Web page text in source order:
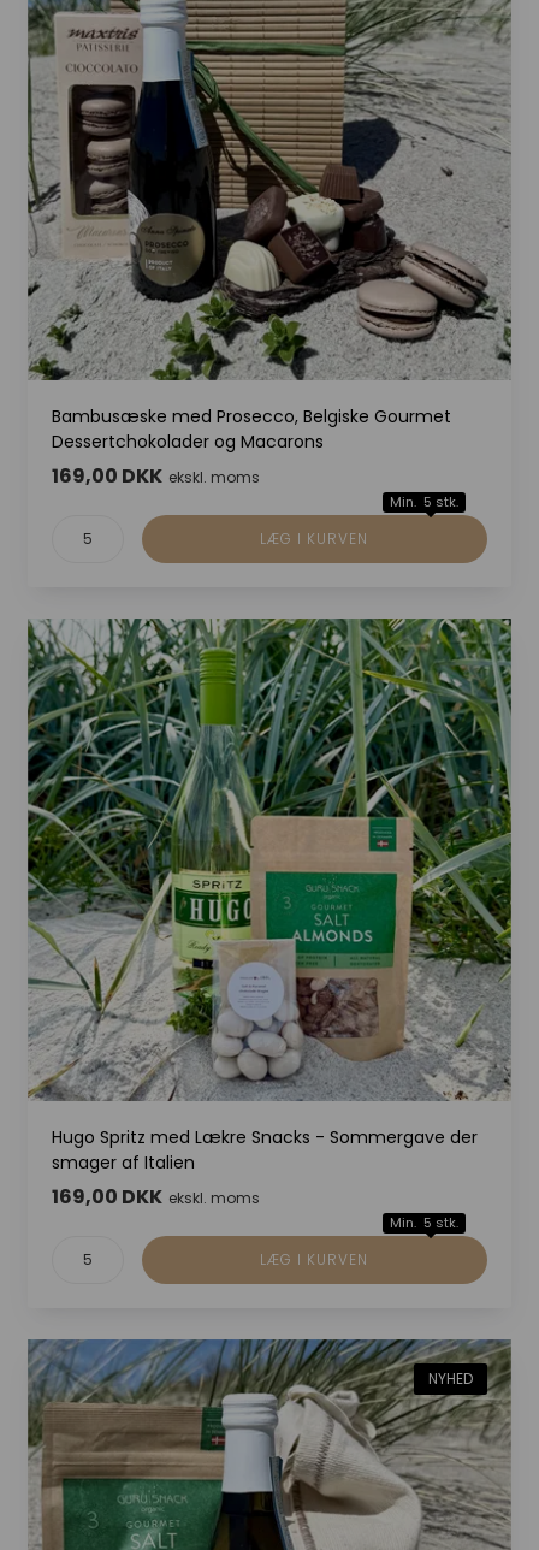
Bambusæske med Prosecco, Belgiske Gourmet
Dessertchokolader og Macarons
169,00 DKK ekskl. moms
Min. 5 stk.
Hugo Spritz med Lækre Snacks - Sommergave der
smager af Italien
169,00 DKK ekskl. moms
Min. 5 stk.
NYHED